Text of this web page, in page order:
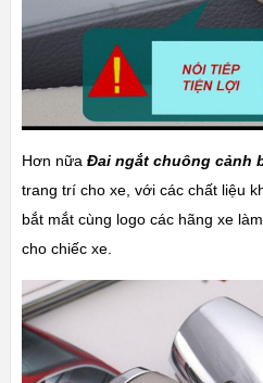
Hơn nữa Đai ngắt chuông cảnh
trang trí cho xe, với các chất liệu
bắt mắt cùng logo các hãng xe
cho chiếc xe.